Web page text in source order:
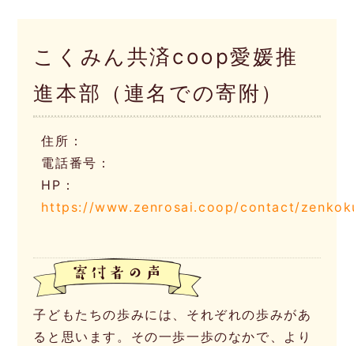
こくみん共済coop愛媛推
進本部（連名での寄附）
住所：
電話番号：
HP：
https://www.zenrosai.coop/contact/
子どもたちの歩みには、それぞれの歩みがあ
ると思います。その一歩一歩のなかで、より